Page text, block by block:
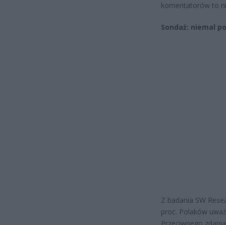
komentatorów to
Sondaż: niemal
Z badania SW
proc. Polaków